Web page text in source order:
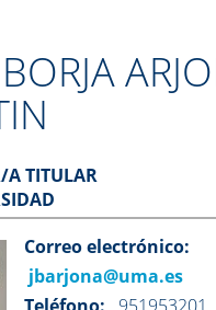
A TITULAR
Correo electrónico:
jbarjona@uma.es